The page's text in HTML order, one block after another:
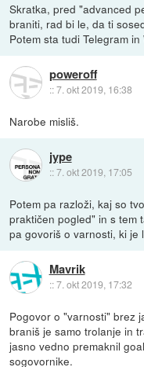
Skratka, pred "advanced
braniti, rad bi le, da ti
Potem sta tudi Telegram
poweroff
::7. okt 2019, 16:38
Narobe misliš.
jype
::7. okt 2019, 17:05
Potem pa razloži, kaj so
praktičen pogled" in s tem
pa govoriš o varnosti, ki je
Mavrik
::7. okt 2019, 17:32
Pogovor o "varnosti" brez
braniš je samo trolanje in
jasno vedno premaknil
sogovornike.